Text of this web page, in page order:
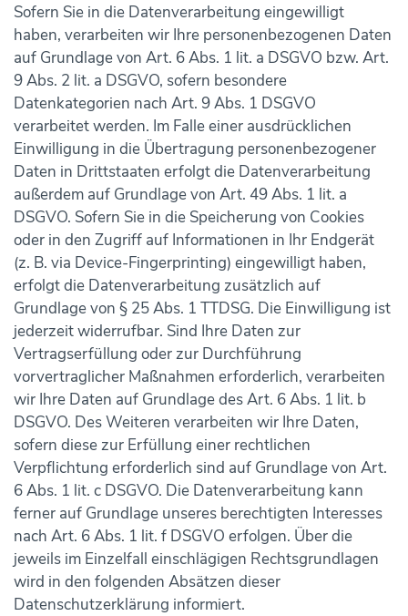
Sofern Sie in die Datenverarbeitung eingewilligt
haben, verarbeiten wir Ihre personenbezogenen Daten
auf Grundlage von Art. 6 Abs. 1 lit. a DSGVO bzw. Art.
9 Abs. 2 lit. a DSGVO, sofern besondere
Datenkategorien nach Art. 9 Abs. 1 DSGVO
verarbeitet werden. Im Falle einer ausdrücklichen
Einwilligung in die Übertragung personenbezogener
Daten in Drittstaaten erfolgt die Datenverarbeitung
außerdem auf Grundlage von Art. 49 Abs. 1 lit. a
DSGVO. Sofern Sie in die Speicherung von Cookies
oder in den Zugriff auf Informationen in Ihr Endgerät
(z. B. via Device-Fingerprinting) eingewilligt haben,
erfolgt die Datenverarbeitung zusätzlich auf
Grundlage von § 25 Abs. 1 TTDSG. Die Einwilligung ist
jederzeit widerrufbar. Sind Ihre Daten zur
Vertragserfüllung oder zur Durchführung
vorvertraglicher Maßnahmen erforderlich, verarbeiten
wir Ihre Daten auf Grundlage des Art. 6 Abs. 1 lit. b
DSGVO. Des Weiteren verarbeiten wir Ihre Daten,
sofern diese zur Erfüllung einer rechtlichen
Verpflichtung erforderlich sind auf Grundlage von Art.
6 Abs. 1 lit. c DSGVO. Die Datenverarbeitung kann
ferner auf Grundlage unseres berechtigten Interesses
nach Art. 6 Abs. 1 lit. f DSGVO erfolgen. Über die
jeweils im Einzelfall einschlägigen Rechtsgrundlagen
wird in den folgenden Absätzen dieser
Datenschutzerklärung informiert.